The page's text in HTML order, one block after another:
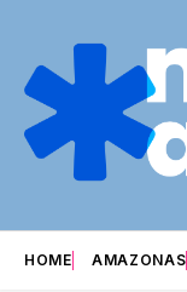
HOME AMAZONAS